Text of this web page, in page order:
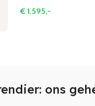
€1.595,-
ons